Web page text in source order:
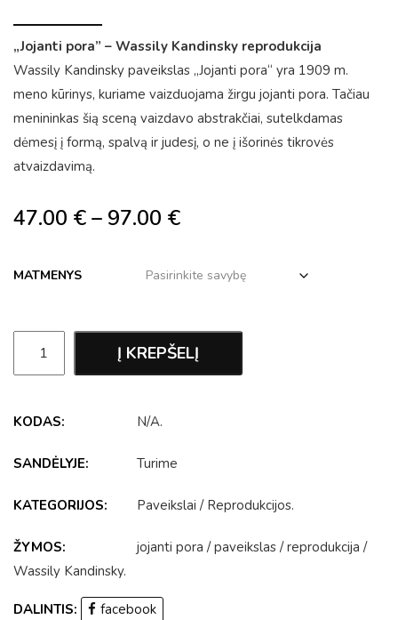
„Jojanti pora” – Wassily Kandinsky reprodukcija
Wassily Kandinsky paveikslas „Jojanti pora“ yra 1909 m.
meno kūrinys, kuriame vaizduojama žirgu jojanti pora. Tačiau
menininkas šią sceną vaizdavo abstrakčiai, sutelkdamas
dėmesį į formą, spalvą ir judesį, o ne į išorinės tikrovės
atvaizdavimą.
47.00 €– 97.00 €
MATMENYS
Į KREPŠELĮ
KODAS: N/A.
SANDĖLYJE: Turime
KATEGORIJOS: Paveikslai / Reprodukcijos.
ŽYMOS: jojanti pora /paveikslas /reprodukcija /
Wassily Kandinsky.
DALINTIS: facebook